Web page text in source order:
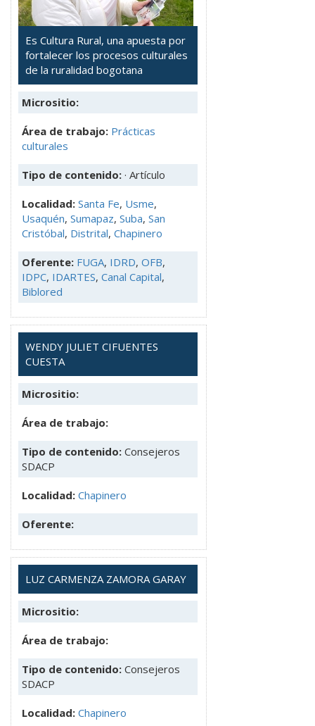
Es Cultura Rural, una apuesta por
fortalecer los procesos culturales
de la ruralidad bogotana
Micrositio:
Área de trabajo: Prácticas
culturales
Tipo de contenido: · Artículo
Localidad: Santa Fe, Usme,
Usaquén, Sumapaz, Suba, San
Cristóbal, Distrital, Chapinero
Oferente: FUGA, IDRD, OFB,
IDPC, IDARTES, Canal Capital,
Biblored
WENDY JULIET CIFUENTES
CUESTA
Micrositio:
Área de trabajo:
Tipo de contenido: Consejeros
SDACP
Localidad: Chapinero
Oferente:
LUZ CARMENZA ZAMORA GARAY
Micrositio:
Área de trabajo:
Tipo de contenido: Consejeros
SDACP
Localidad: Chapinero